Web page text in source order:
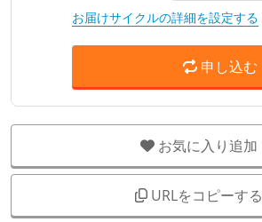
お届けサイクルの詳細を設定する
申し込む
お気に入り追加
URLをコピーする